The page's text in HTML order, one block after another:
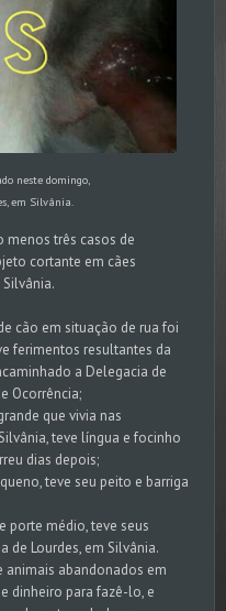
neste domingo,
em Silvânia.
três casos de
cortante em cães
cão em situação de rua foi
ferimentos resultantes da
a Delegacia de
Ocorrência;
que vivia nas
teve língua e focinho
dias depois;
teve seu peito e barriga
porte médio, teve seus
de Lourdes, em Silvânia.
animais abandonados em
dinheiro para fazê-lo, e